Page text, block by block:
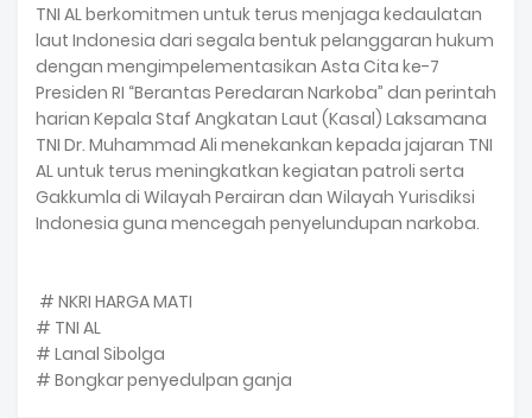
TNI AL berkomitmen untuk terus menjaga kedaulatan
laut Indonesia dari segala bentuk pelanggaran hukum
dengan mengimpelementasikan Asta Cita ke-7
Presiden RI “Berantas Peredaran Narkoba” dan perintah
harian Kepala Staf Angkatan Laut (Kasal) Laksamana
TNI Dr. Muhammad Ali menekankan kepada jajaran TNI
AL untuk terus meningkatkan kegiatan patroli serta
Gakkumla di Wilayah Perairan dan Wilayah Yurisdiksi
Indonesia guna mencegah penyelundupan narkoba.
# NKRI HARGA MATI
# TNI AL
# Lanal Sibolga
# Bongkar penyedulpan ganja